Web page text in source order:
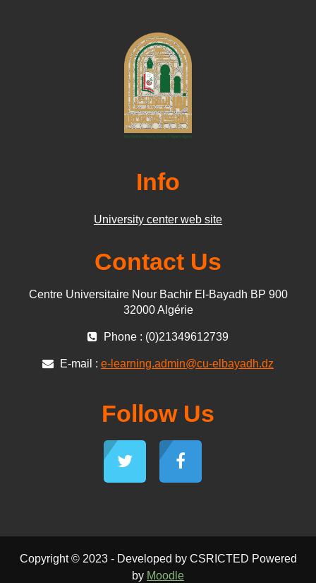
Info
University center web site
Contact Us
Centre Universitaire Nour Bachir El-Bayadh BP 900
32000 Algérie
Phone : (0)21349612739
E-mail : e-learning.admin@cu-elbayadh.dz
Follow Us
Copyright © 2023 - Developed by CSRICTED Powered
by Moodle